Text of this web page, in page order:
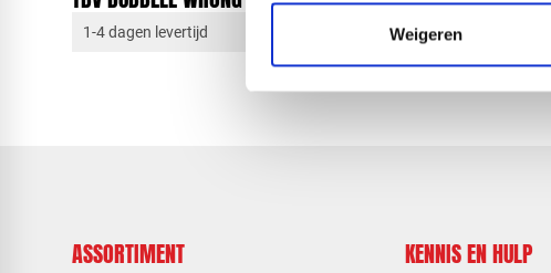
Weigeren
1-4 dagen levertijd 1-4 dagen levertijd
ASSORTIMENT KENNIS EN HULP